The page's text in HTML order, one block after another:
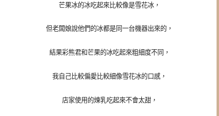
芒果冰的冰吃起來比較像是雪花冰，
但老闆娘說他們的冰都是同一台機器出來的，
結果彩熊君和芒果的冰吃起來粗細度不同，
我自己比較偏愛比較細像雪花冰的口感，
店家使用的煉乳吃起來不會太甜，